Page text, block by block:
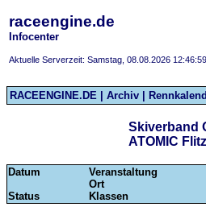
raceengine.de
Infocenter
Aktuelle Serverzeit: Samstag, 08.08.2026 12:46:59
RACEENGINE.DE | Archiv |
Skiverband
ATOMIC
Datum
Status
Veranstaltung
Ort
Klassen